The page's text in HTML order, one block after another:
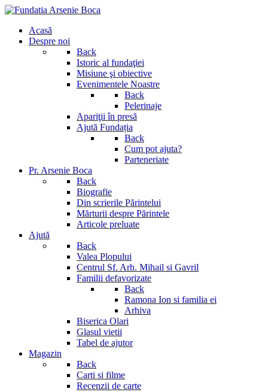
Acasă
Despre noi
Back
Istoric al fundaţiei
Misiune şi obiective
Evenimentele Noastre
Back
Pelerinaje
Apariţii în presă
Ajută Fundația
Back
Cum pot ajuta?
Parteneriate
Pr. Arsenie Boca
Back
Biografie
Din scrierile Părintelui
Mărturii despre Părintele
Articole preluate
Ajută
Back
Valea Plopului
Centrul Sf. Arh. Mihail si Gavril
Familii defavorizate
Back
Ramona Ion si familia ei
Arhiva
Biserica Olari
Glasul vietii
Tabel de ajutor
Magazin
Back
Carti si filme
Recenzii de carte